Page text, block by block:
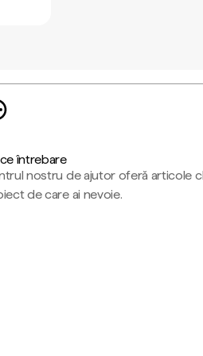
întrebare
nostru de ajutor oferă articole
de care ai nevoie.